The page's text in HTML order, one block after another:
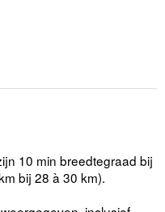
10 min breedtegraad bij
bij 28 à 30 km).